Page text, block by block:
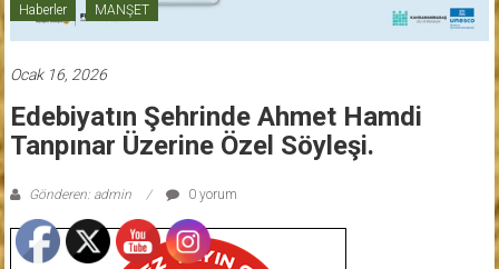
Haberler MANŞET
Ocak 16, 2026
Edebiyatın Şehrinde Ahmet Hamdi
Tanpınar Üzerine Özel Söyleşi.
Gönderen: admin 0 yorum